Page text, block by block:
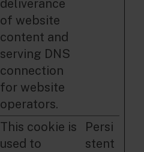
deliverance
of website
content and
serving DNS
connection
for website
operators.
This cookie is
used to
Persi
stent